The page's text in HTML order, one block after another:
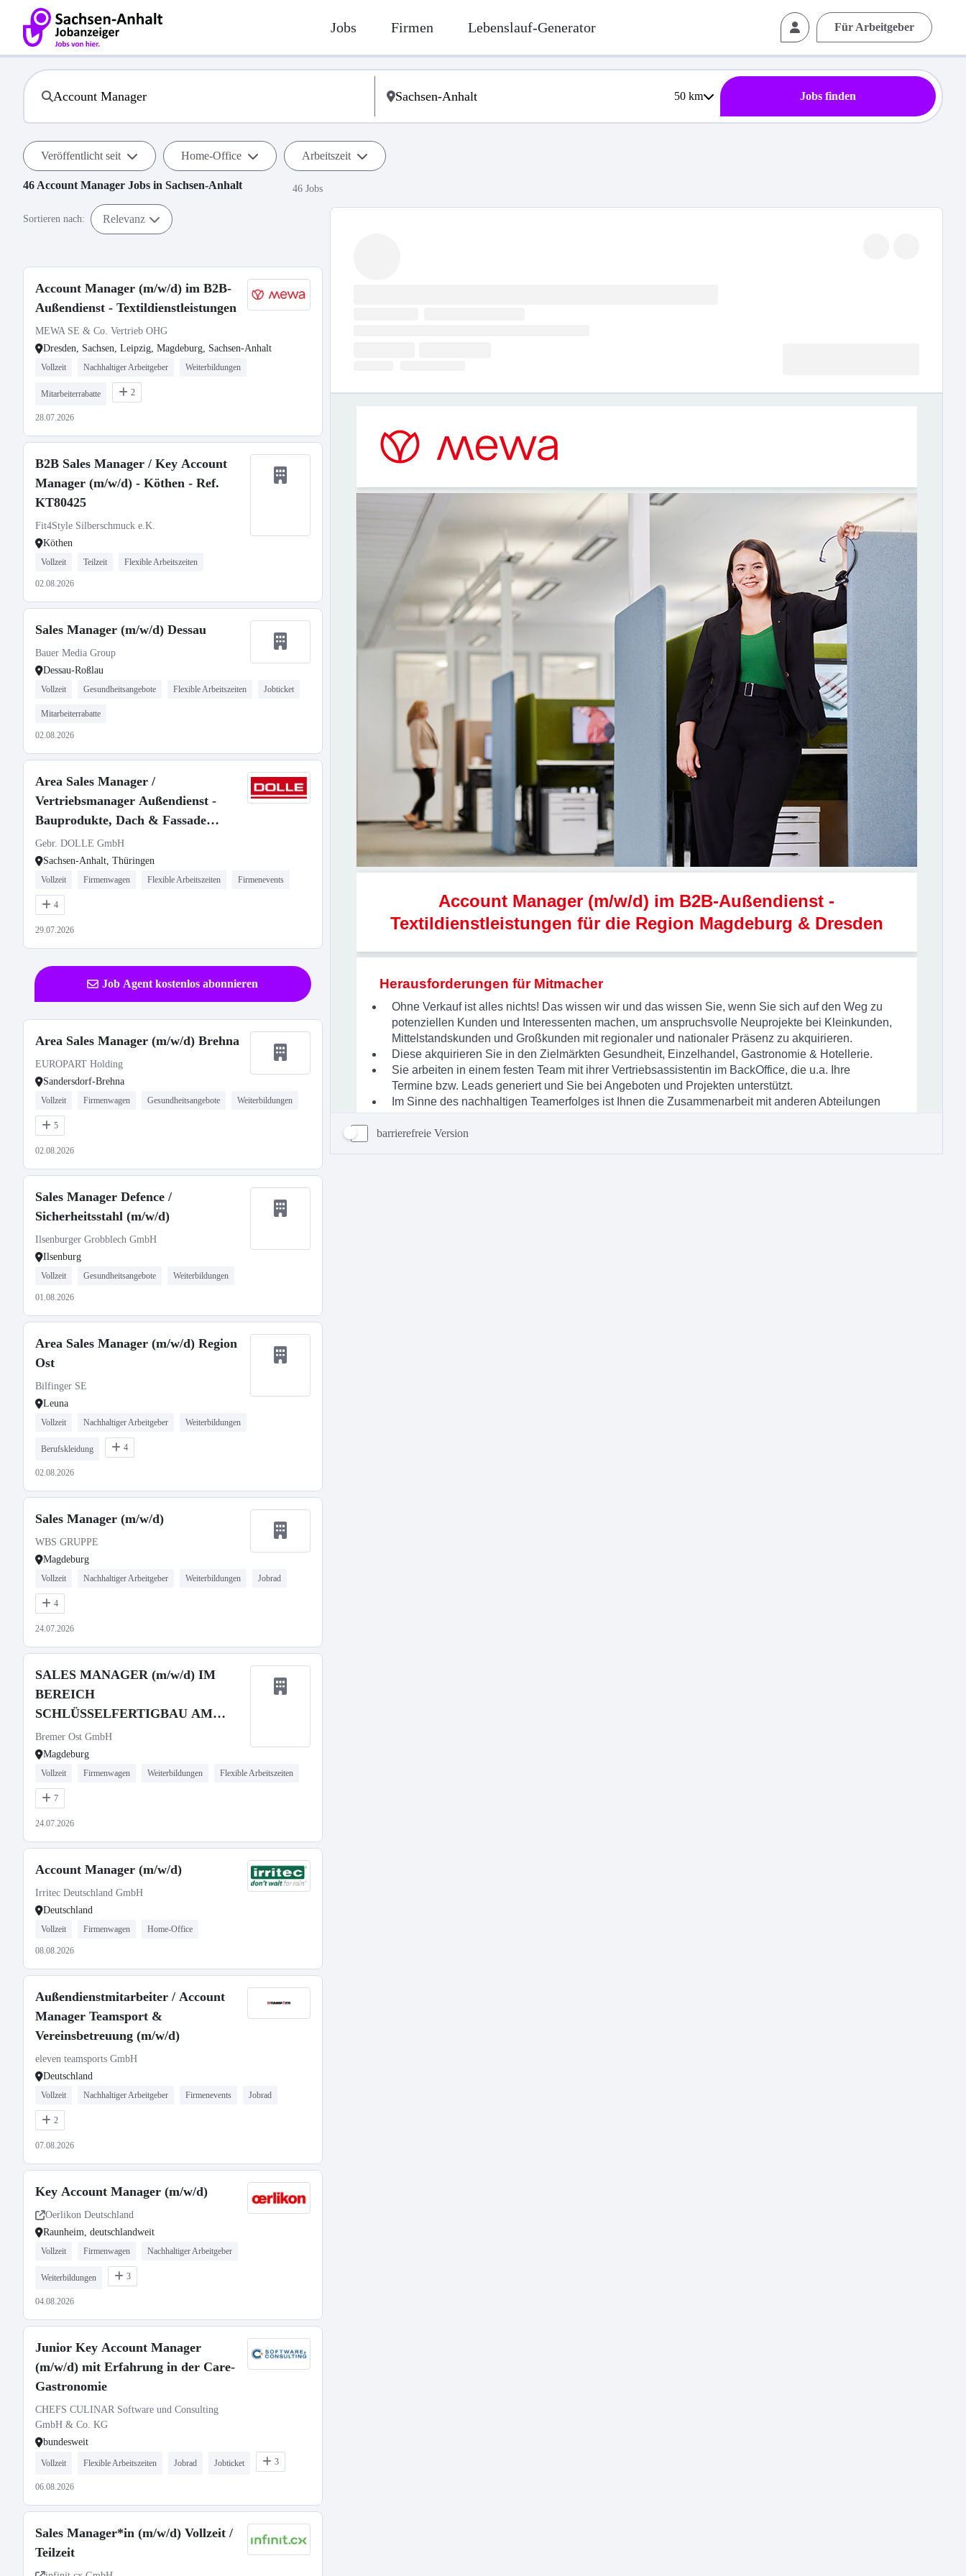
Jobs Firmen Lebenslauf-Generator Für Arbeitgeber
50km Jobs finden
Veröffentlicht seit Home-Office Arbeitszeit
46 Account Manager Jobs in Sachsen-Anhalt 46 Jobs
Sortieren nach: Relevanz
Account Manager (m/w/d) im B2B-
Außendienst - Textildienstleistungen
MEWA SE & Co. Vertrieb OHG
Dresden, Sachsen, Leipzig, Magdeburg, Sachsen-Anhalt
Vollzeit Nachhaltiger Arbeitgeber Weiterbildungen
Mitarbeiterrabatte 2
28.07.2026
B2B Sales Manager / Key Account
Manager (m/w/d) - Köthen - Ref.
KT80425
Fit4Style Silberschmuck e.K.
Köthen
Vollzeit Teilzeit Flexible Arbeitszeiten
02.08.2026
Sales Manager (m/w/d) Dessau
Bauer Media Group
Dessau-Roßlau
Vollzeit Gesundheitsangebote Flexible Arbeitszeiten Jobticket
Mitarbeiterrabatte
02.08.2026
Area Sales Manager /
Vertriebsmanager Außendienst -
Bauprodukte, Dach & Fassade
(m/w/d)
Gebr. DOLLE GmbH
Sachsen-Anhalt, Thüringen
Vollzeit Firmenwagen Flexible Arbeitszeiten Firmenevents
4
29.07.2026
Job Agent kostenlos abonnieren
Area Sales Manager (m/w/d) Brehna
EUROPART Holding
Sandersdorf-Brehna
Vollzeit Firmenwagen Gesundheitsangebote Weiterbildungen
5
02.08.2026
Sales Manager Defence /
Sicherheitsstahl (m/w/d)
Ilsenburger Grobblech GmbH
Ilsenburg
Vollzeit Gesundheitsangebote Weiterbildungen
01.08.2026
Area Sales Manager (m/w/d) Region
Ost
Bilfinger SE
Leuna
Vollzeit Nachhaltiger Arbeitgeber Weiterbildungen
Berufskleidung 4
02.08.2026
Sales Manager (m/w/d)
WBS GRUPPE
Magdeburg
Vollzeit Nachhaltiger Arbeitgeber Weiterbildungen Jobrad
4
24.07.2026
SALES MANAGER (m/w/d) IM
BEREICH
SCHLÜSSELFERTIGBAU AM
STANDORT MAGDEBURG
Bremer Ost GmbH
Magdeburg
Vollzeit Firmenwagen Weiterbildungen Flexible Arbeitszeiten
7
24.07.2026
Account Manager (m/w/d)
Irritec Deutschland GmbH
Deutschland
Vollzeit Firmenwagen Home-Office
08.08.2026
Außendienstmitarbeiter / Account
Manager Teamsport &
Vereinsbetreuung (m/w/d)
eleven teamsports GmbH
Deutschland
Vollzeit Nachhaltiger Arbeitgeber Firmenevents Jobrad
2
07.08.2026
Key Account Manager (m/w/d)
Oerlikon Deutschland
Raunheim, deutschlandweit
Vollzeit Firmenwagen Nachhaltiger Arbeitgeber
Weiterbildungen 3
04.08.2026
Junior Key Account Manager
(m/w/d) mit Erfahrung in der Care-
Gastronomie
CHEFS CULINAR Software und Consulting
GmbH & Co. KG
bundesweit
Vollzeit Flexible Arbeitszeiten Jobrad Jobticket 3
06.08.2026
Sales Manager*in (m/w/d) Vollzeit /
Teilzeit
barrierefreie Version